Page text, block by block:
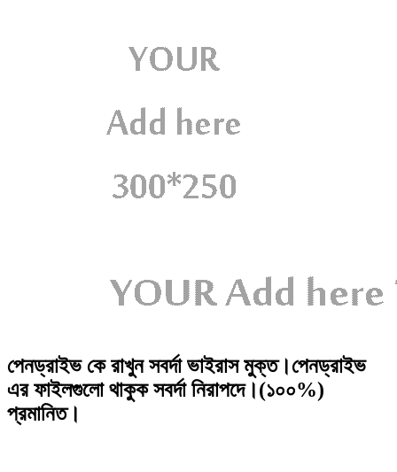
পেনড্রাইভ কে রাখুন সবর্দা ভাইরাস মুক্ত।পেনড্রাইভ
এর ফাইলগুলো থাকুক সবর্দা নিরাপদে।(১০০%)
প্রমানিত।